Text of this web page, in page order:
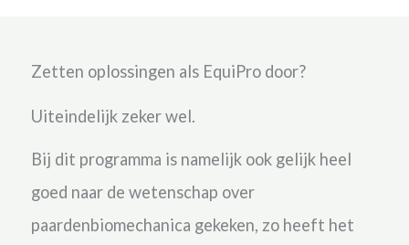
Zetten oplossingen als EquiPro door?
Uiteindelijk zeker wel.
Bij dit programma is namelijk ook gelijk heel
goed naar de wetenschap over
paardenbiomechanica gekeken, zo heeft het